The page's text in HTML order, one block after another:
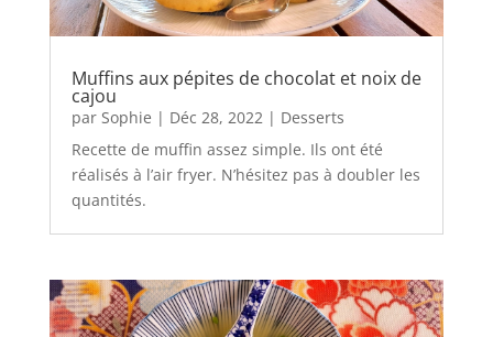
Muffins aux pépites de chocolat et noix de
cajou
par Sophie | Déc 28, 2022| Desserts
Recette de muffin assez simple. Ils ont été
réalisés à l’air fryer. N’hésitez pas à doubler les
quantités.